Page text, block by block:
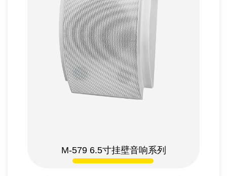
M-579 6.5寸挂壁音响系列